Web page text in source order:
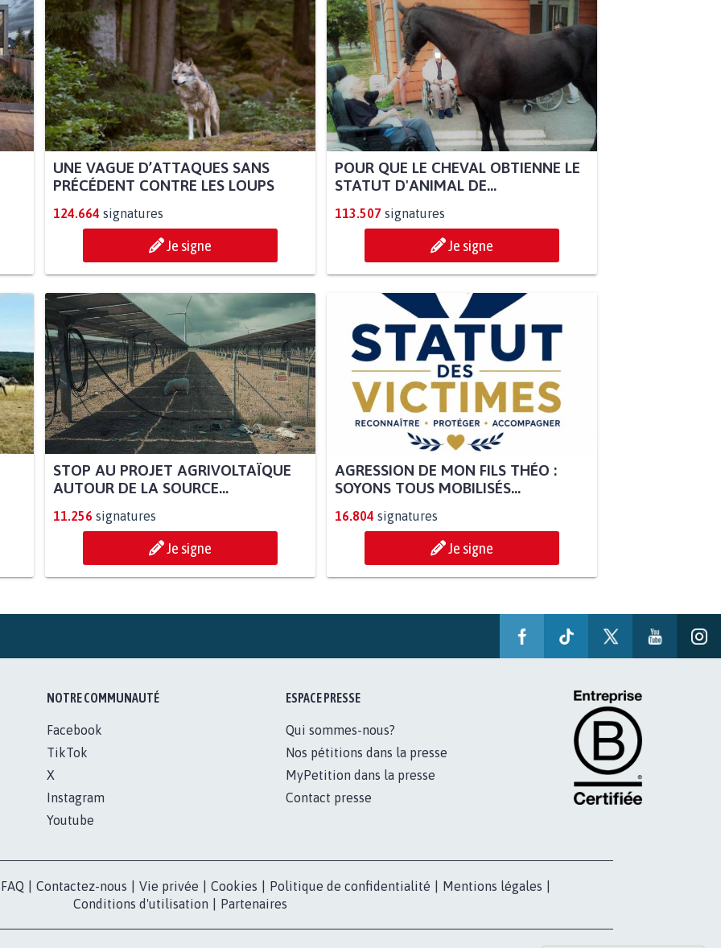
UNE VAGUE D’ATTAQUES SANS
PRÉCÉDENT CONTRE LES LOUPS
124.664 signatures
Je signe
POUR QUE LE CHEVAL OBTIENNE LE
STATUT D'ANIMAL DE...
113.507 signatures
Je signe
STOP AU PROJET AGRIVOLTAÏQUE
AUTOUR DE LA SOURCE...
11.256 signatures
Je signe
AGRESSION DE MON FILS THÉO :
SOYONS TOUS MOBILISÉS...
16.804 signatures
Je signe
NOTRE COMMUNAUTÉ
Facebook
TikTok
X
Instagram
Youtube
ESPACE PRESSE
Qui sommes-nous?
Nos pétitions dans la presse
MyPetition dans la presse
Contact presse
FAQ Contactez-nous Vie privée Cookies Politique de confidentialité Mentions légales
Conditions d'utilisation
Partenaires